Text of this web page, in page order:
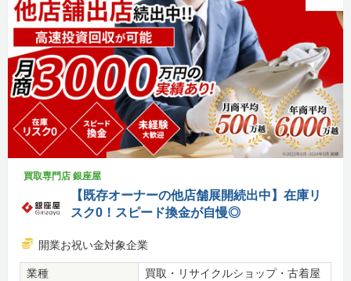
買取専門店 銀座屋
【既存オーナーの他店舗展開続出中】在庫リ
スク0！スピード換金が自慢◎
開業お祝い金対象企業
業種
買取・リサイクルショップ・古着屋